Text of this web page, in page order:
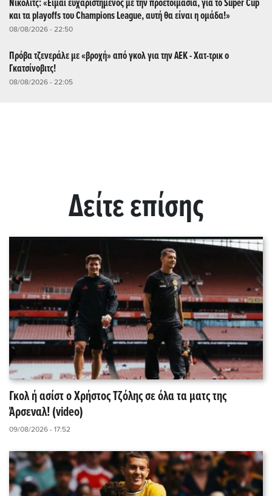
Νίκολιτς: «Είμαι ευχαριστημένος με την προετοιμασία, για το Super Cup
και τα playoffs του Champions League, αυτή θα είναι η ομάδα!»
08/08/2026 - 22:50
Πρόβα τζενεράλε με «βροχή» από γκολ για την ΑΕΚ - Χατ-τρικ ο
Γκατσίνοβιτς!
08/08/2026 - 22:05
Δείτε επίσης
Γκολ ή ασίστ ο Χρήστος Τζόλης σε όλα τα ματς της
Άρσεναλ! (video)
09/08/2026 - 17:52